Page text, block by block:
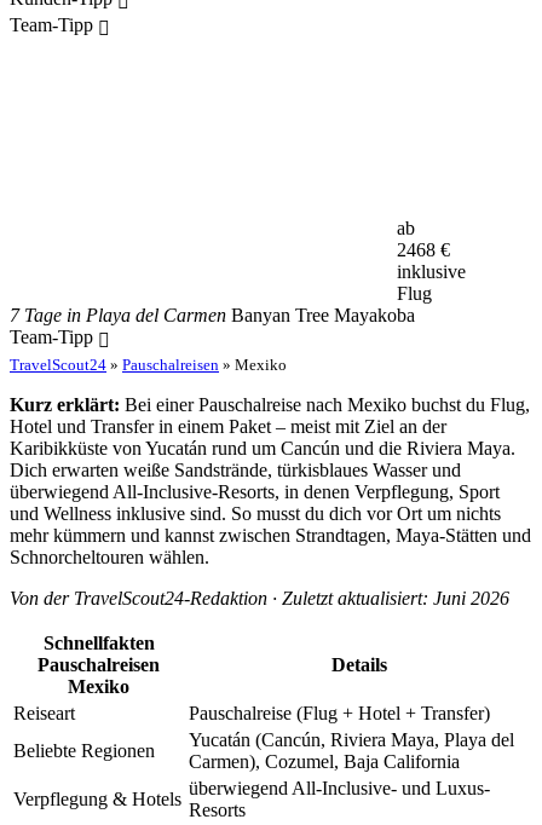
Team-Tipp
ab
2468 €
inklusive
Flug
7 Tage in Playa del Carmen Banyan Tree Mayakoba
Team-Tipp
TravelScout24 » Pauschalreisen » Mexiko
Kurz erklärt: Bei einer Pauschalreise nach Mexiko buchst du Flug,
Hotel und Transfer in einem Paket – meist mit Ziel an der
Karibikküste von Yucatán rund um Cancún und die Riviera Maya.
Dich erwarten weiße Sandstrände, türkisblaues Wasser und
überwiegend All-Inclusive-Resorts, in denen Verpflegung, Sport
und Wellness inklusive sind. So musst du dich vor Ort um nichts
mehr kümmern und kannst zwischen Strandtagen, Maya-Stätten und
Schnorcheltouren wählen.
Von der TravelScout24-Redaktion · Zuletzt aktualisiert: Juni 2026
Schnellfakten
Pauschalreisen
Mexiko
Details
Reiseart
Pauschalreise (Flug + Hotel + Transfer)
Beliebte Regionen
Yucatán (Cancún, Riviera Maya, Playa del
Carmen), Cozumel, Baja California
Verpflegung & Hotels
überwiegend All-Inclusive- und Luxus-
Resorts